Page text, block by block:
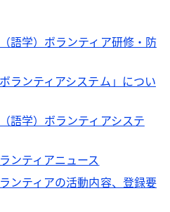
語学）ボランティア研修・防
ランティアシステム」につい
語学）ボランティアシステ
ンティアニュース
ンティアの活動内容、登録要